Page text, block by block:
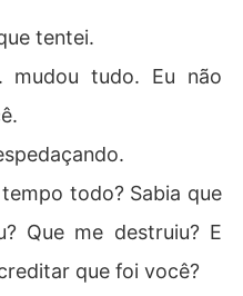
tentei.
mudou tudo. Eu não
todo? Sabia que
Que me destruiu? E
que foi você?